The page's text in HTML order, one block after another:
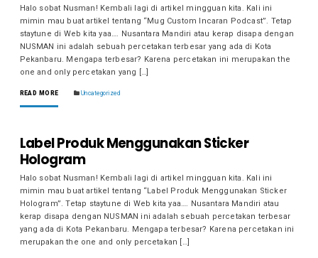
Halo sobat Nusman! Kembali lagi di artikel mingguan kita. Kali ini
mimin mau buat artikel tentang “Mug Custom Incaran Podcast”. Tetap
staytune di Web kita yaa…. Nusantara Mandiri atau kerap disapa dengan
NUSMAN ini adalah sebuah percetakan terbesar yang ada di Kota
Pekanbaru. Mengapa terbesar? Karena percetakan ini merupakan the
one and only percetakan yang […]
READ MORE Uncategorized
Label Produk Menggunakan Sticker
Hologram
Halo sobat Nusman! Kembali lagi di artikel mingguan kita. Kali ini
mimin mau buat artikel tentang “Label Produk Menggunakan Sticker
Hologram”. Tetap staytune di Web kita yaa…. Nusantara Mandiri atau
kerap disapa dengan NUSMAN ini adalah sebuah percetakan terbesar
yang ada di Kota Pekanbaru. Mengapa terbesar? Karena percetakan ini
merupakan the one and only percetakan […]